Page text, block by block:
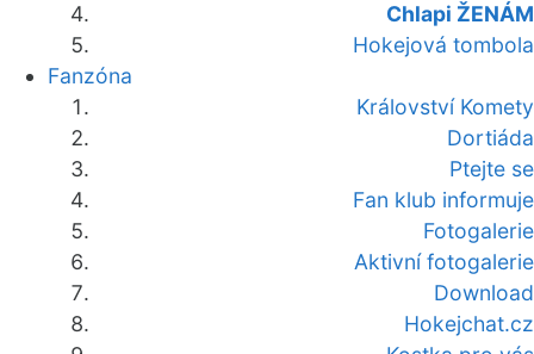
Chlapi ŽENÁM
Hokejová tombola
Fanzóna
Království Komety
Dortiáda
Ptejte se
Fan klub informuje
Fotogalerie
Aktivní fotogalerie
Download
Hokejchat.cz